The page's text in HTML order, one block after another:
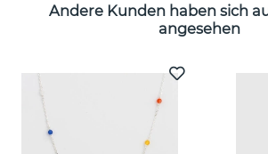
Andere Kunden haben sich
angesehen